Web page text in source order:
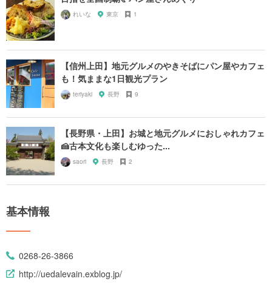
れいな 東京 1
【信州上田】地元グルメのやきそばにパン屋やカフェ
も！気ままな1日観光プラン
teriyaki 長野 9
【長野県・上田】お城と地元グルメにおしゃれカフェ
🍰古本文化も楽しむゆった...
saori 長野 2
基本情報
0268-26-3866
http://uedalevain.exblog.jp/